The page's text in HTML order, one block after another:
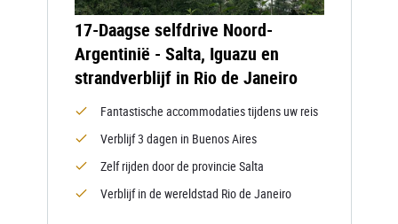
17-Daagse selfdrive Noord-
Argentinië - Salta, Iguazu en
strandverblijf in Rio de Janeiro
Fantastische accommodaties tijdens uw reis
Verblijf 3 dagen in Buenos Aires
Zelf rijden door de provincie Salta
Verblijf in de wereldstad Rio de Janeiro